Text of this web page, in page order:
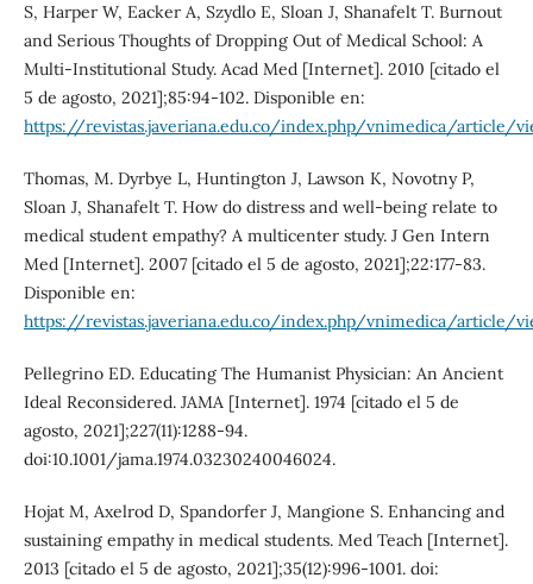
S, Harper W, Eacker A, Szydlo E, Sloan J, Shanafelt T. Burnout
and Serious Thoughts of Dropping Out of Medical School: A
Multi-Institutional Study. Acad Med [Internet]. 2010 [citado el
5 de agosto, 2021];85:94-102. Disponible en:
https://revistas.javeriana.edu.co/index.php/vnimedica/article/
Thomas, M. Dyrbye L, Huntington J, Lawson K, Novotny P,
Sloan J, Shanafelt T. How do distress and well-being relate to
medical student empathy? A multicenter study. J Gen Intern
Med [Internet]. 2007 [citado el 5 de agosto, 2021];22:177-83.
Disponible en:
https://revistas.javeriana.edu.co/index.php/vnimedica/article/
Pellegrino ED. Educating The Humanist Physician: An Ancient
Ideal Reconsidered. JAMA [Internet]. 1974 [citado el 5 de
agosto, 2021];227(11):1288-94.
doi:10.1001/jama.1974.03230240046024.
Hojat M, Axelrod D, Spandorfer J, Mangione S. Enhancing and
sustaining empathy in medical students. Med Teach [Internet].
2013 [citado el 5 de agosto, 2021];35(12):996-1001. doi: